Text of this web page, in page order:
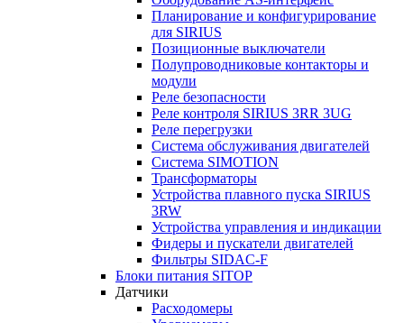
Планирование и конфигурирование
для SIRIUS
Позиционные выключатели
Полупроводниковые контакторы и
модули
Реле безопасности
Реле контроля SIRIUS 3RR 3UG
Реле перегрузки
Сиcтема обслуживания двигателей
Система SIMOTION
Трансформаторы
Устройства плавного пуска SIRIUS
3RW
Устройства управления и индикации
Фидеры и пускатели двигателей
Фильтры SIDAC-F
Блоки питания SITOP
Датчики
Расходомеры